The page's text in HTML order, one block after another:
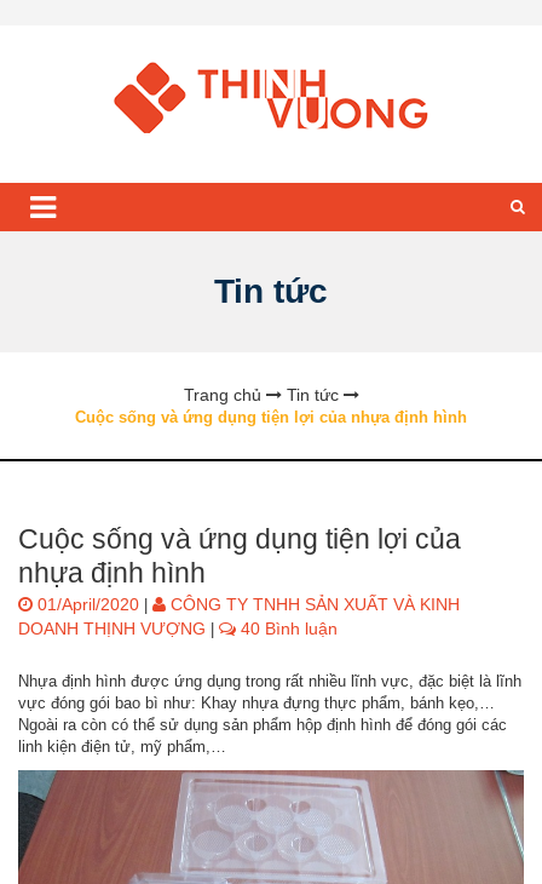
Tin tức
Trang chủ Tin tức
Cuộc sống và ứng dụng tiện lợi của nhựa định hình
Cuộc sống và ứng dụng tiện lợi của
nhựa định hình
01/April/2020
CÔNG TY TNHH SẢN XUẤT VÀ KINH
DOANH THỊNH VƯỢNG
40 Bình luận
Nhựa định hình được ứng dụng trong rất nhiều lĩnh vực, đặc biệt là lĩnh
vực đóng gói bao bì như: Khay nhựa đựng thực phẩm, bánh kẹo,…
Ngoài ra còn có thể sử dụng sản phẩm hộp định hình để đóng gói các
linh kiện điện tử, mỹ phẩm,…